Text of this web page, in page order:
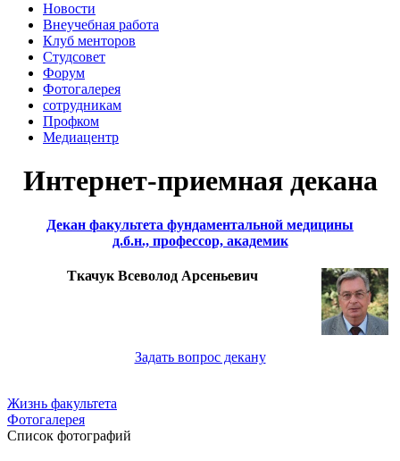
Новости
Внеучебная работа
Клуб менторов
Студсовет
Форум
Фотогалерея
сотрудникам
Профком
Медиацентр
Интернет-приемная декана
Декан факультета фундаментальной медицины
д.б.н., профессор, академик
Ткачук Всеволод Арсеньевич
Задать вопрос декану
Жизнь факультета
Фотогалерея
Список фотографий